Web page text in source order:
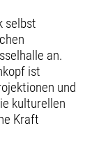
selbst
an.
ist
und
kulturellen
Kraft